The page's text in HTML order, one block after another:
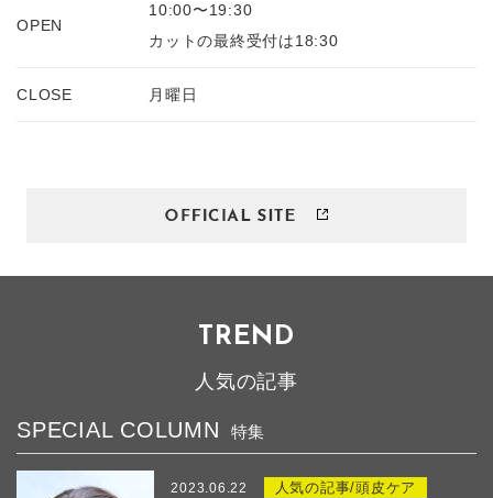
OPEN
10:00〜19:30
カットの最終受付は18:30
CLOSE 月曜日
TREND
人気の記事
SPECIAL COLUMN 特集
2023.06.22 人気の記事/頭皮ケア